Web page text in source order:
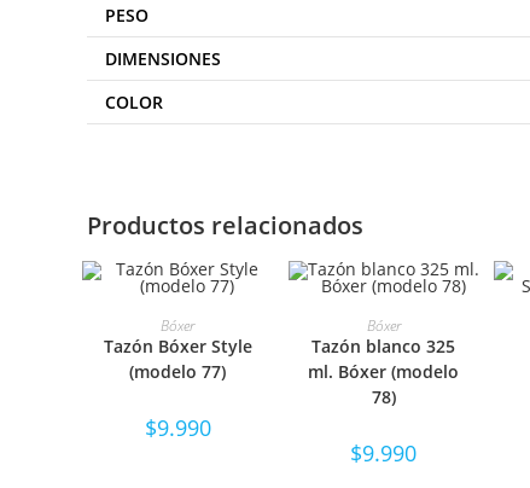
PESO
DIMENSIONES
COLOR
Productos relacionados
SELECCIONAR
OPCIONES
Bóxer
Tazón Bóxer Style
(modelo 77)
$9.990
SELECCIONAR
OPCIONES
Bóxer
Tazón blanco 325
ml. Bóxer (modelo
78)
$9.990